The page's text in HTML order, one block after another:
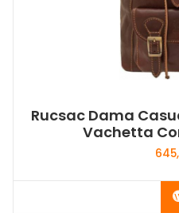
Rucsac Dama
Vachetta